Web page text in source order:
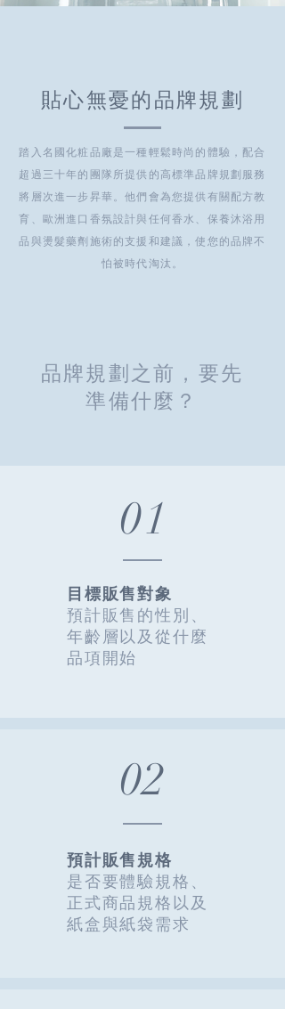
貼心無憂的品牌規劃
踏入名國化粧品廠是一種輕鬆時尚的體驗，配合
超過三十年的團隊所提供的高標準品牌規劃服務
將層次進一步昇華。他們會為您提供有關配方教
育、歐洲進口香氛設計與任何香水、保養沐浴用
品與燙髮藥劑施術的支援和建議，使您的品牌不
怕被時代淘汰。
品牌規劃之前，要先
準備什麼？
01
目標販售對象
預計販售的性別、
年齡層以及 從什麼
品項開始
02
預計販售規格
是否要體驗規格、
正式商品 規格以及
紙盒與紙袋需求